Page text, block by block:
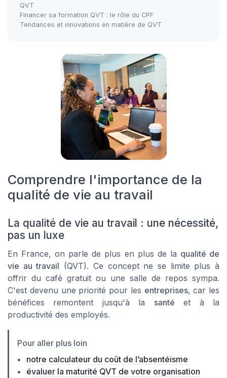
QVT
Financer sa formation QVT : le rôle du CPF
Tendances et innovations en matière de QVT
Comprendre l'importance de la
qualité de vie au travail
La qualité de vie au travail : une nécessité,
pas un luxe
En France, on parle de plus en plus de la qualité de
vie au travail (QVT). Ce concept ne se limite plus à
offrir du café gratuit ou une salle de repos sympa.
C'est devenu une priorité pour les entreprises, car les
bénéfices remontent jusqu'à la santé et à la
productivité des employés.
Pour aller plus loin
notre calculateur du coût de l’absentéisme
évaluer la maturité QVT de votre organisation